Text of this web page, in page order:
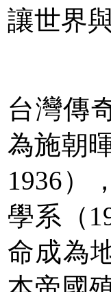
讓世界
台灣傳
為施朝
1936）
學系（
命成為